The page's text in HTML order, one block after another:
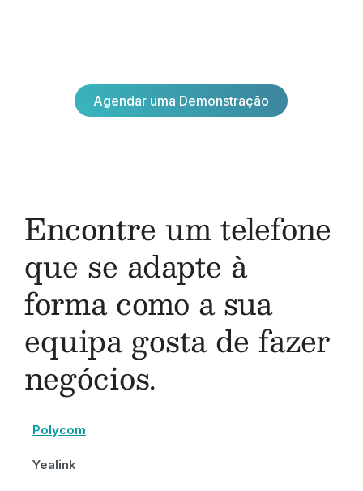
Agendar uma Demonstração
Encontre um telefone
que se adapte à
forma como a sua
equipa gosta de fazer
negócios.
Polycom
Yealink